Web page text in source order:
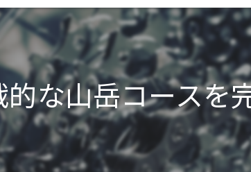
ロードバイク
メンテナンス
フィッティング
オーバーホール
トレーニング
な山岳コースを